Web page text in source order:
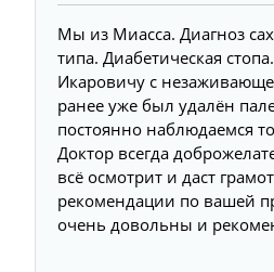
Мы из Миасса. Диагноз
типа. Диабетическая
Икаровичу с
ранее уже был удалён
постоянно наблюдаемся
Доктор всегда
всё осмотрит и даст
рекомендации по вашей
очень довольны и